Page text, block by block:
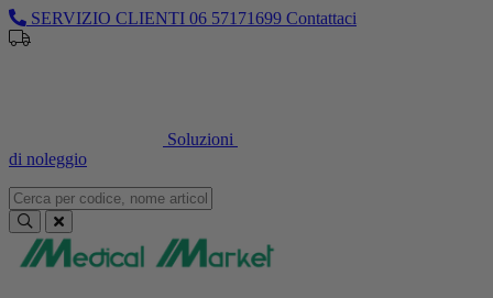
SERVIZIO CLIENTI 06 57171699 Contattaci
Soluzioni
di noleggio